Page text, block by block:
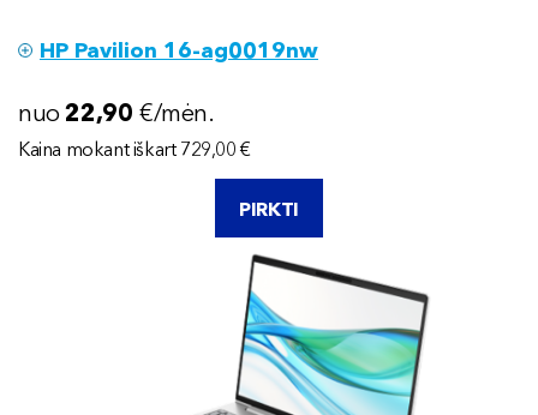
HP Pavilion 16-ag0019nw
nuo 22,90 €/mėn.
Kaina mokant iškart 729,00 €
PIRKTI